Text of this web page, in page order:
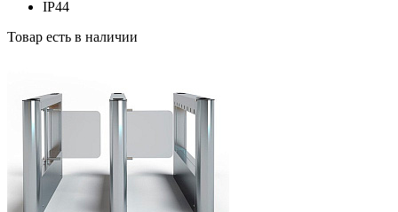
IP44
Товар есть в наличии